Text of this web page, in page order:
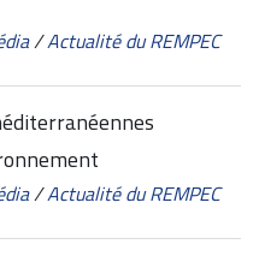
/Actualité du REMPEC
/Actualité du REMPEC